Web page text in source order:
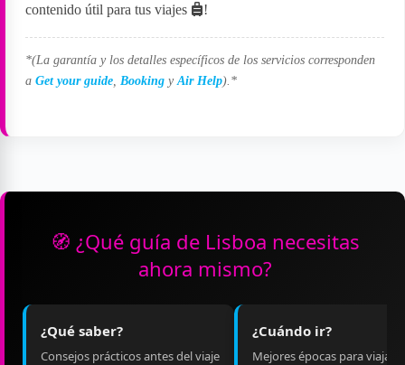
contenido útil para tus viajes
!
*(La garantía y los detalles específicos de los servicios corresponden
aGet your guide Booking yAir Help).*
🧭 ¿Qué guía de Lisboa necesitas
ahora mismo?
¿Qué saber?
Consejos prácticos antes del viaje
¿Cuándo ir?
Mejores épocas para viajar